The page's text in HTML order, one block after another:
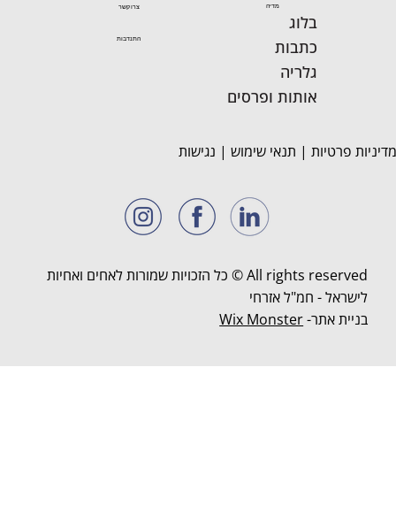
All rights reserved © כל הזכויות שמורות לאחים ואחיות
לישראל - חמ"ל אזרחי
בניית אתר-Wix Monster
מדיה
בלוג
כתבות
גלריה
אותות ופרסים
התנדבות
צרו קשר
מדיניות פרטיות | תנאי שימוש | נגישות